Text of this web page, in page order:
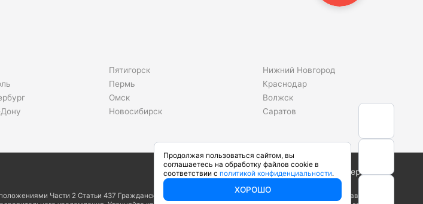
Пятигорск
Пермь
Омск
Новосибирск
Нижний Новгород
Краснодар
Волжск
Саратов
Сделано в студии
Части 2 Статьи 437 Гражданского кодекса Российской Федерации. Производители вправе
Продолжая пользоваться сайтом, вы
соглашаетесь на обработку файлов cookie в
соответствии с политикой конфиденциальности.
ХОРОШО